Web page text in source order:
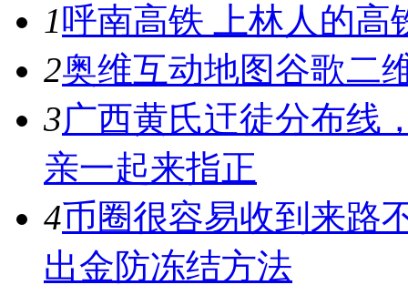
1呼南高铁 上林人的高
2奥维互动地图谷歌二
3广西黄氏迀徒分布线
亲一起来指正
4币圈很容易收到来路
出金防冻结方法